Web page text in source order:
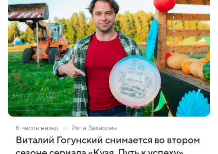
6 часов назад Рита Захарова
Виталий Гогунский снимается во втором